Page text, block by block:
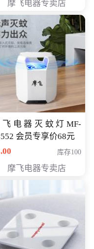
摩飞电器专卖店
飞电器灭蚊灯MF-
会员专享价68元
库存100
摩飞电器专卖店